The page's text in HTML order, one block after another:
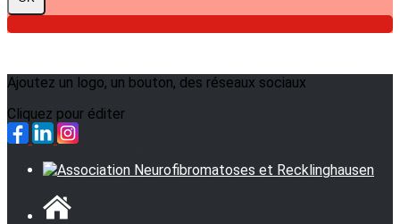
Ajoutez un logo, un bouton, des réseaux sociaux
Cliquez pour éditer